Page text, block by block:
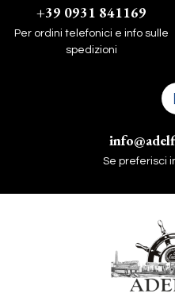
+39 0931 841169
Per ordini telefonici e info sulle
spedizioni
Se preferisci